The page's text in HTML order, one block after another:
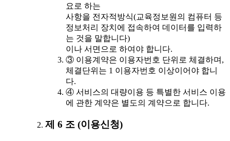
요로 하는
사항을 전자적방식(교육정보원의 컴퓨터 등
정보처리 장치에 접속하여 데이터를 입력하
는 것을 말합니다)
이나 서면으로 하여야 합니다.
③ 이용계약은 이용자번호 단위로 체결하며,
체결단위는 1 이용자번호 이상이어야 합니
다.
④ 서비스의 대량이용 등 특별한 서비스 이용
에 관한 계약은 별도의 계약으로 합니다.
제 6 조 (이용신청)